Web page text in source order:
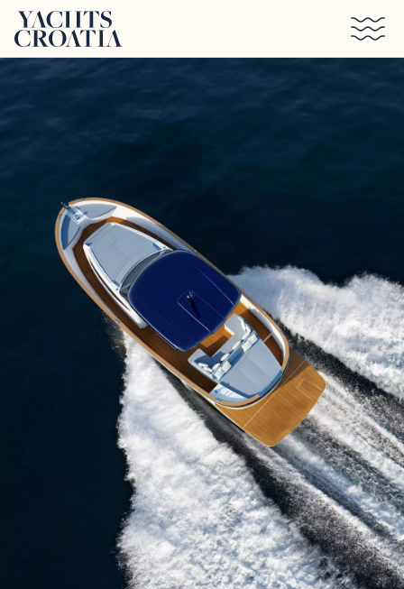
Saltar al contenido principal